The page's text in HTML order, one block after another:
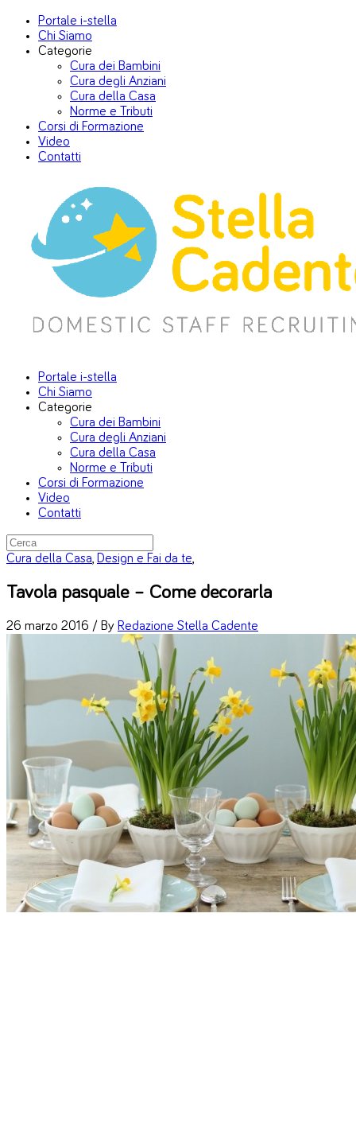
Portale i-stella
Chi Siamo
Categorie
Cura dei Bambini
Cura degli Anziani
Cura della Casa
Norme e Tributi
Corsi di Formazione
Video
Contatti
Portale i-stella
Chi Siamo
Categorie
Cura dei Bambini
Cura degli Anziani
Cura della Casa
Norme e Tributi
Corsi di Formazione
Video
Contatti
Cura della Casa, Design e Fai da te,
Tavola pasquale – Come decorarla
26 marzo 2016 / By Redazione Stella Cadente